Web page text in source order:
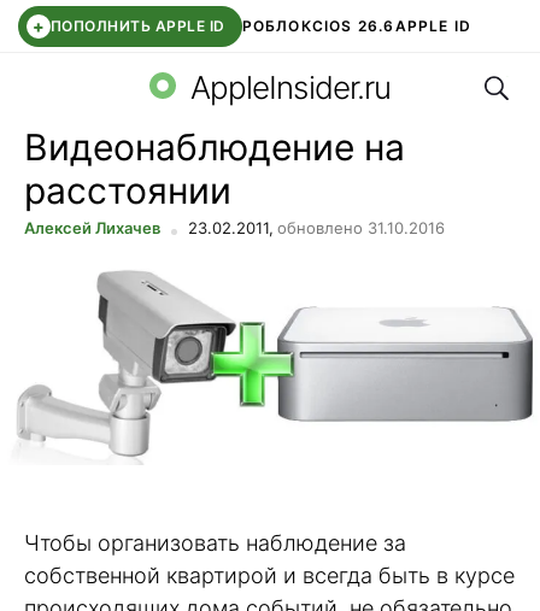
+ ПОПОЛНИТЬ APPLE ID РОБЛОКСIOS 26.6 APPLE ID
WHATSAPP DDE STOREAPP STOREOZON БАНК
AppleInsider.ru
Видеонаблюдение на
расстоянии
Алексей Лихачев 23.02.2011, обновлено 31.10.2016
Чтобы организовать наблюдение за
собственной квартирой и всегда быть в курсе